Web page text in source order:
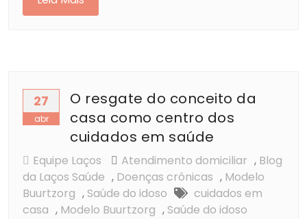
27
abr
O resgate do conceito da
casa como centro dos
cuidados em saúde
Equipe Laços Atendimento domiciliar , Blog
da Laços Saúde , Doenças crônicas , Modelo
Buurtzorg , Saúde do idoso
cuidados em
casa , Modelo Buurtzorg , Saúde do idoso